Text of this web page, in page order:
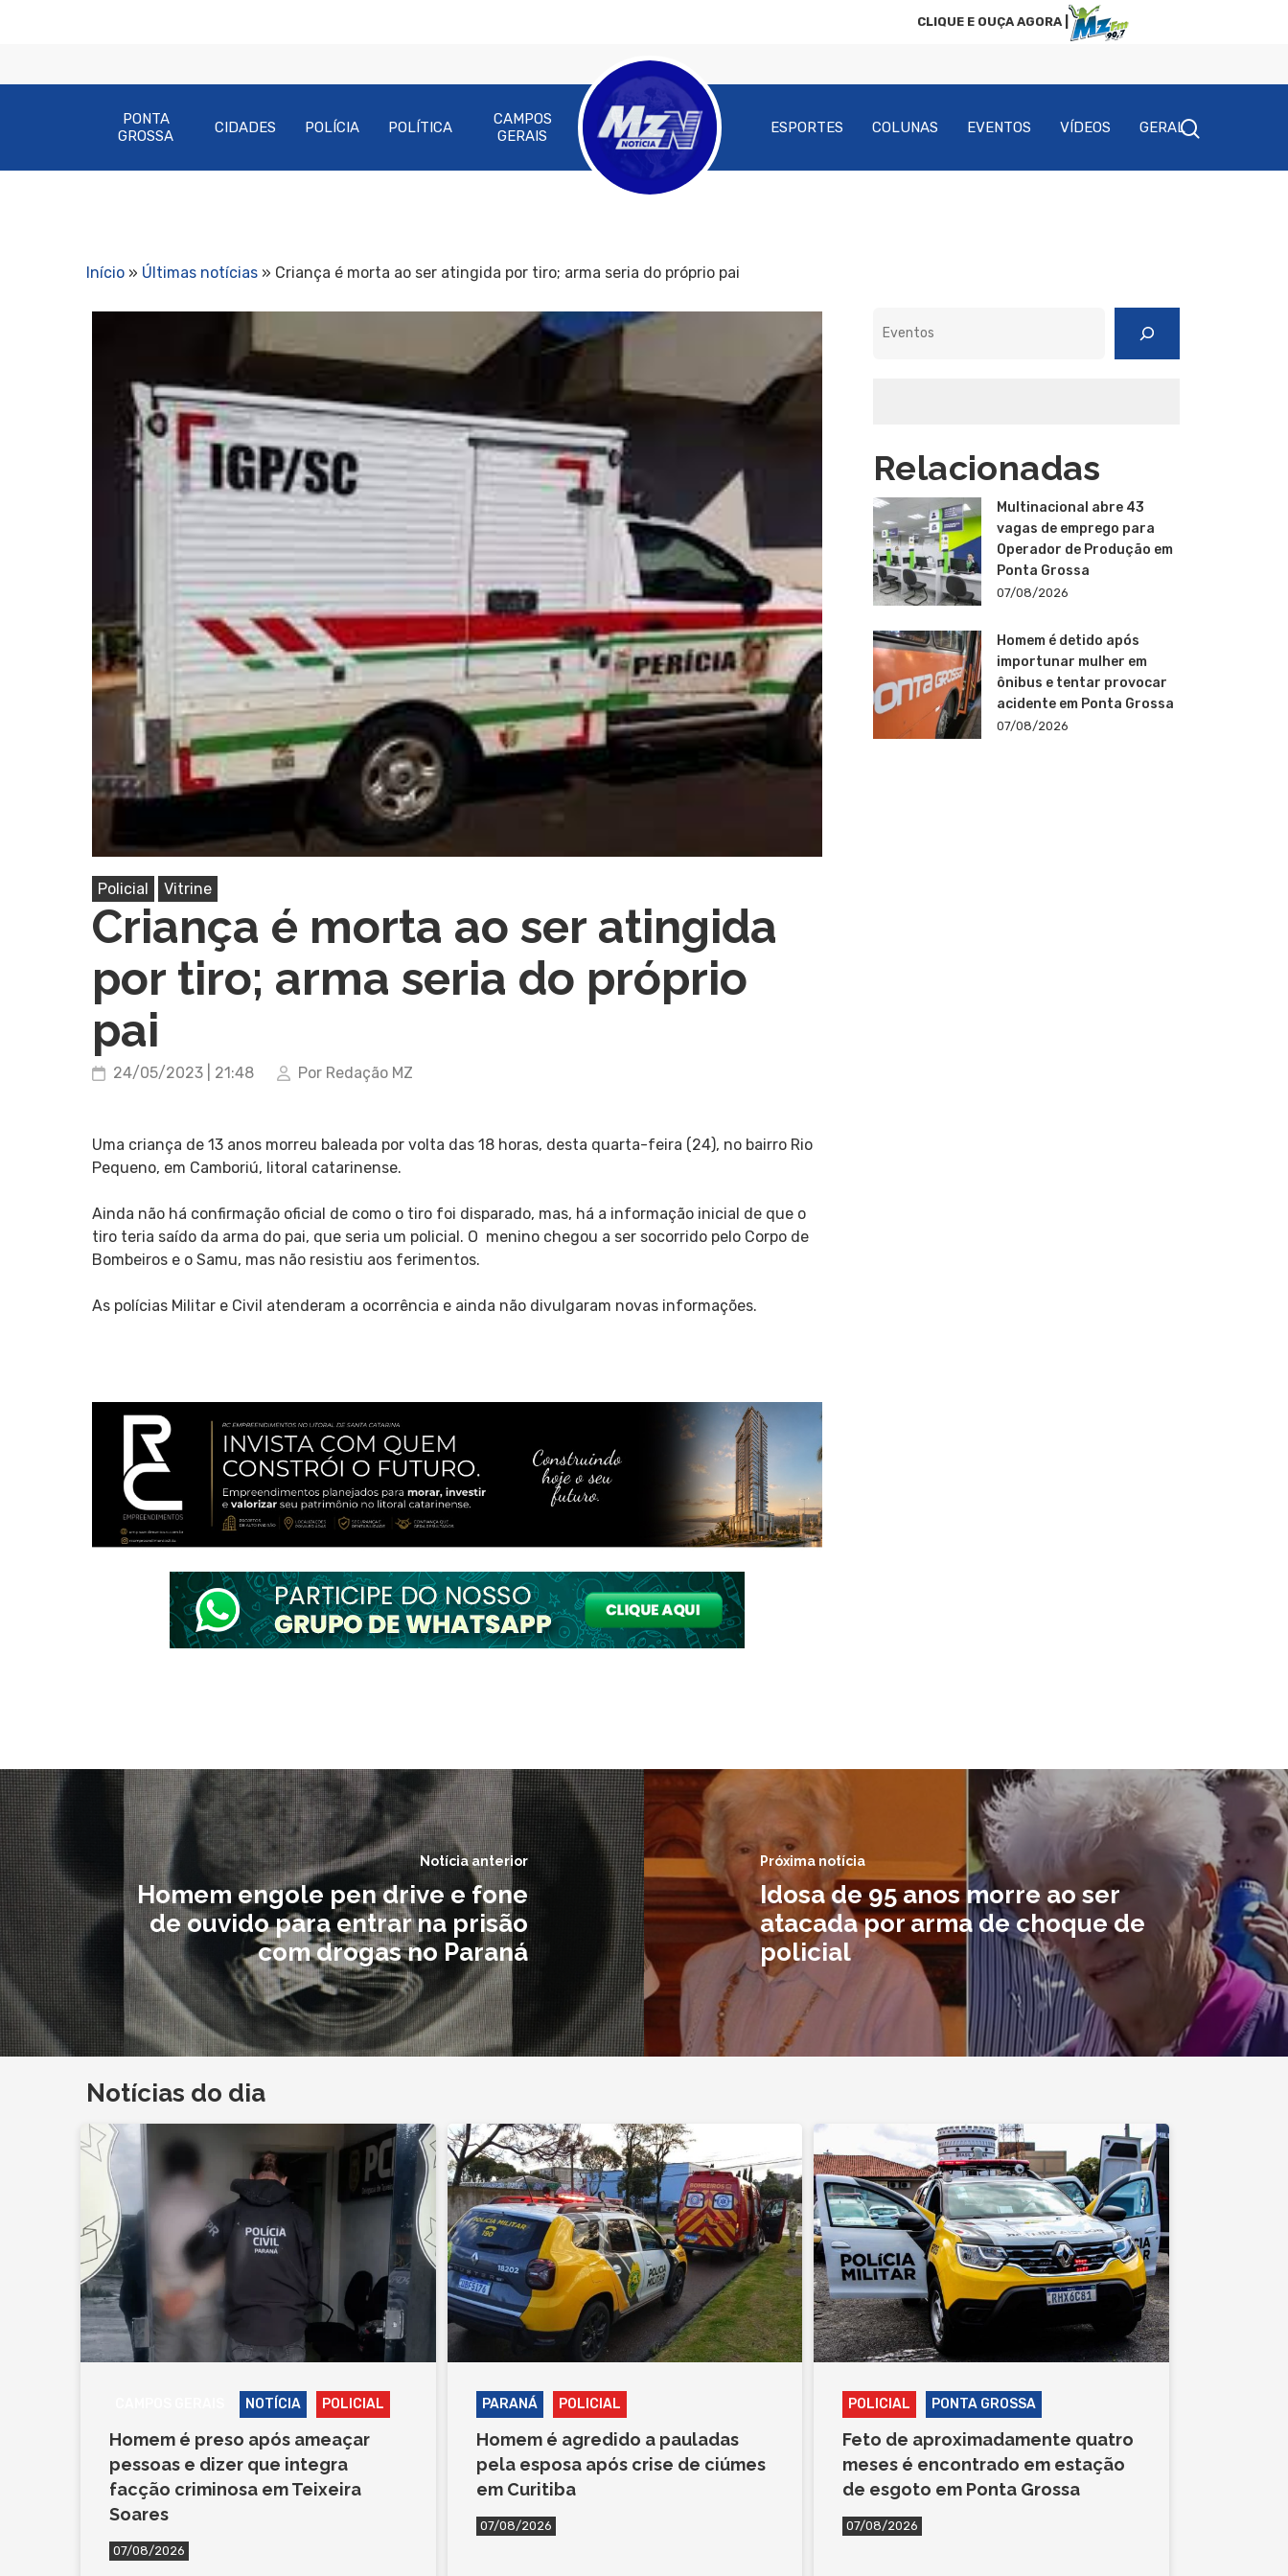
CLIQUE E OUÇA AGORA |
Pressione Enter para pesquisar ou ESC para fechar
PONTA
GROSSA
CIDADES POLÍCIA POLÍTICA
CAMPOS
GERAIS
ESPORTES COLUNAS EVENTOS VÍDEOS GERAL
Início » Últimas notícias » Criança é morta ao ser atingida por tiro; arma seria do próprio pai
Policial Vitrine
Criança é morta ao ser atingida
por tiro; arma seria do próprio
pai
24/05/2023 | 21:48 Por Redação MZ
Uma criança de 13 anos morreu baleada por volta das 18 horas, desta quarta-feira (24), no bairro Rio
Pequeno, em Camboriú, litoral catarinense.
Ainda não há confirmação oficial de como o tiro foi disparado, mas, há a informação inicial de que o
tiro teria saído da arma do pai, que seria um policial. O menino chegou a ser socorrido pelo Corpo de
Bombeiros e o Samu, mas não resistiu aos ferimentos.
As polícias Militar e Civil atenderam a ocorrência e ainda não divulgaram novas informações.
Relacionadas
Multinacional abre 43
vagas de emprego para
Operador de Produção em
Ponta Grossa
07/08/2026
Homem é detido após
importunar mulher em
ônibus e tentar provocar
acidente em Ponta Grossa
07/08/2026
Notícia anterior
Homem engole pen drive e fone
de ouvido para entrar na prisão
com drogas no Paraná
Próxima notícia
Idosa de 95 anos morre ao ser
atacada por arma de choque de
policial
Notícias do dia
NOTÍCIA POLICIAL
Homem é preso após ameaçar
pessoas e dizer que integra
facção criminosa em Teixeira
Soares
07/08/2026
PARANÁ POLICIAL
Homem é agredido a pauladas
pela esposa após crise de ciúmes
em Curitiba
07/08/2026
POLICIAL PONTA GROSSA
Feto de aproximadamente quatro
meses é encontrado em estação
de esgoto em Ponta Grossa
07/08/2026